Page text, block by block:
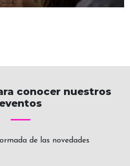
conocer nuestros
eventos
de las novedades